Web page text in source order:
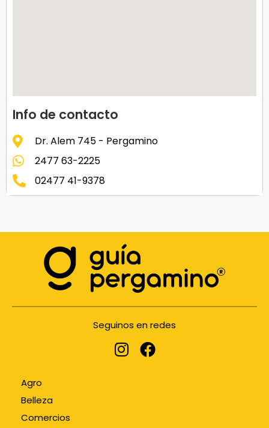
Info de contacto
Dr. Alem 745 - Pergamino
2477 63-2225
02477 41-9378
Seguinos en redes
Agro
Belleza
Comercios